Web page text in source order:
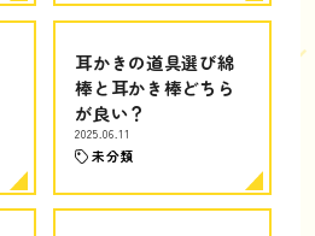
耳かきの道具選び綿
棒と耳かき棒どちら
が良い？
2025.06.11
未分類